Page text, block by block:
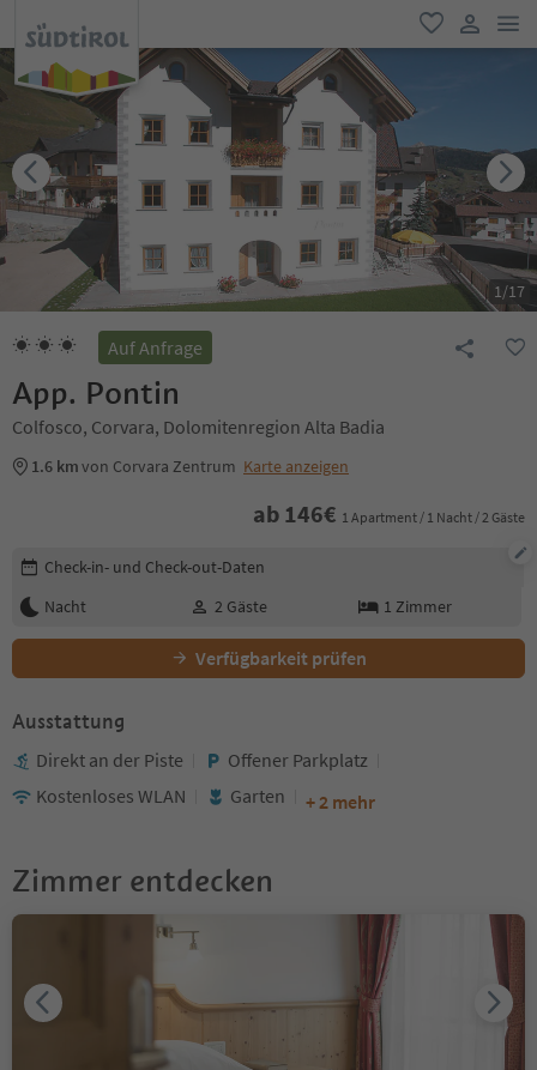
favorit
user link
1/17
Auf Anfrage
App. Pontin
Colfosco, Corvara, Dolomitenregion Alta Badia
1.6 kmvon Corvara Zentrum Karte anzeigen
ab 146€ 1 Apartment / 1 Nacht / 2 Gäste
Buchungsdetails bearbeiten
Check-in- und Check-out-Daten
Nacht
2 Gäste 1 Zimmer
Verfügbarkeit prüfen
Ausstattung
Direkt an der Piste
Offener Parkplatz
Kostenloses WLAN
Garten + 2 mehr
Zimmer entdecken